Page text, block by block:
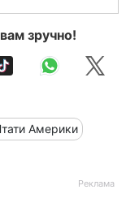
зручно!
Америки